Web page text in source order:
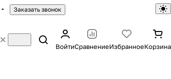
Заказать звонок
ВойтиСравнениеИзбранноеКорзина